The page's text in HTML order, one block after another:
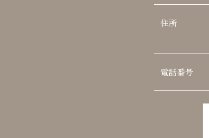
住所
電話番号